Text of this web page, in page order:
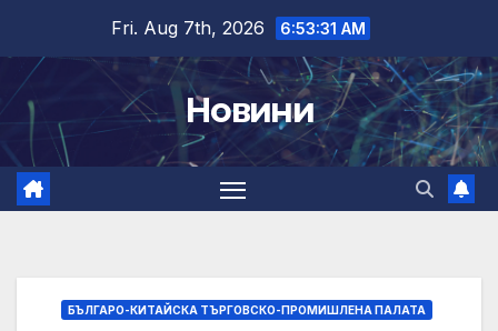
content
Fri. Aug 7th, 2026 6:53:32 AM
Новини
БЪЛГАРО-КИТАЙСКА ТЪРГОВСКО-ПРОМИШЛЕНА ПАЛАТА